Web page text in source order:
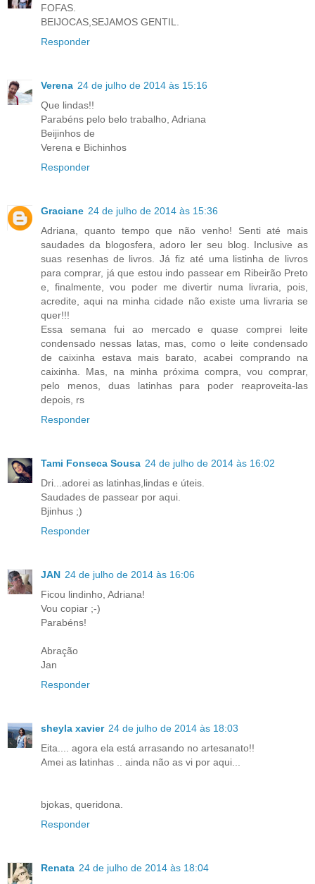
FOFAS.
BEIJOCAS,SEJAMOS GENTIL.
Responder
Verena 24 de julho de 2014 às 15:16
Que lindas!!
Parabéns pelo belo trabalho, Adriana
Beijinhos de
Verena e Bichinhos
Responder
Graciane 24 de julho de 2014 às 15:36
Adriana, quanto tempo que não venho! Senti até mais
saudades da blogosfera, adoro ler seu blog. Inclusive as
suas resenhas de livros. Já fiz até uma listinha de livros
para comprar, já que estou indo passear em Ribeirão Preto
e, finalmente, vou poder me divertir numa livraria, pois,
acredite, aqui na minha cidade não existe uma livraria se
quer!!!
Essa semana fui ao mercado e quase comprei leite
condensado nessas latas, mas, como o leite condensado
de caixinha estava mais barato, acabei comprando na
caixinha. Mas, na minha próxima compra, vou comprar,
pelo menos, duas latinhas para poder reaproveita-las
depois, rs
Responder
Tami Fonseca Sousa 24 de julho de 2014 às 16:02
Dri...adorei as latinhas,lindas e úteis.
Saudades de passear por aqui.
Bjinhus ;)
Responder
JAN 24 de julho de 2014 às 16:06
Ficou lindinho, Adriana!
Vou copiar ;-)
Parabéns!
Abração
Jan
Responder
sheyla xavier 24 de julho de 2014 às 18:03
Eita.... agora ela está arrasando no artesanato!!
Amei as latinhas .. ainda não as vi por aqui...
bjokas, queridona.
Responder
Renata 24 de julho de 2014 às 18:04